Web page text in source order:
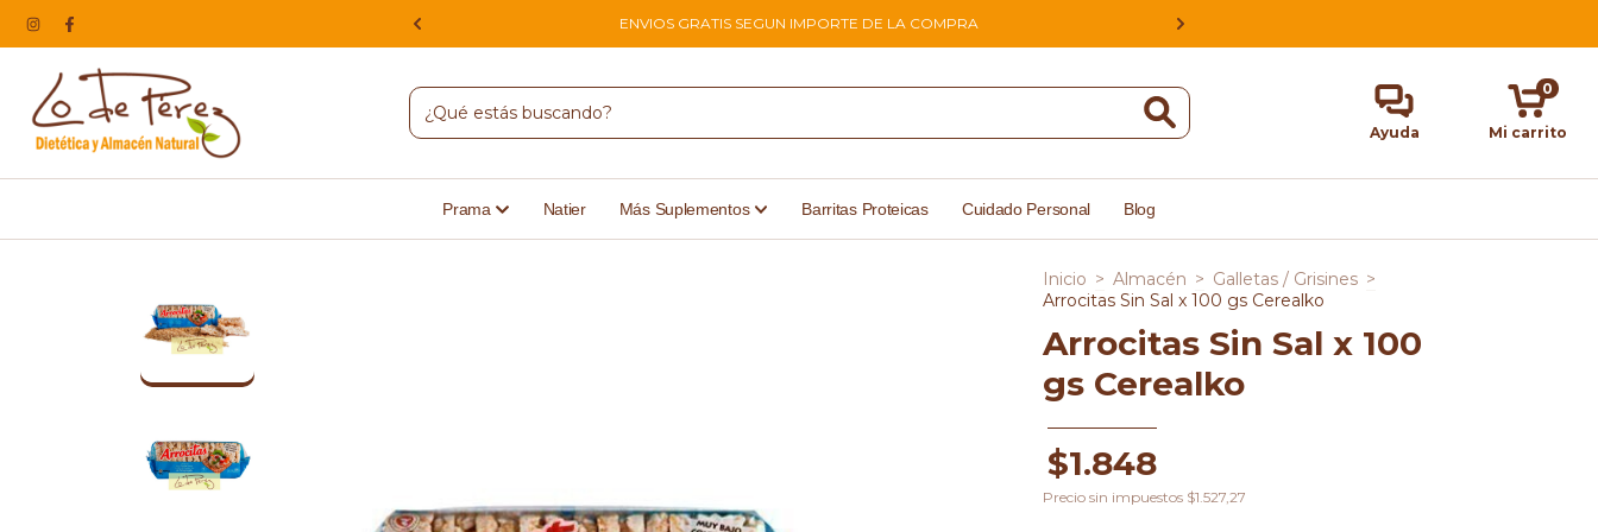
HACEMOS ENVIOS A TODO EL PAIS ENVIOS GRATIS SEGUN IMPORTE DE LA COMPRA
Ayuda Mi carrito
0
Prama Natier Más Suplementos Barritas Proteicas Cuidado Personal Blog
Inicio > Almacén > Galletas / Grisines >
Arrocitas Sin Sal x 100 gs Cerealko
Arrocitas Sin Sal x 100
gs Cerealko
$1.848
Precio sin impuestos $1.527,27